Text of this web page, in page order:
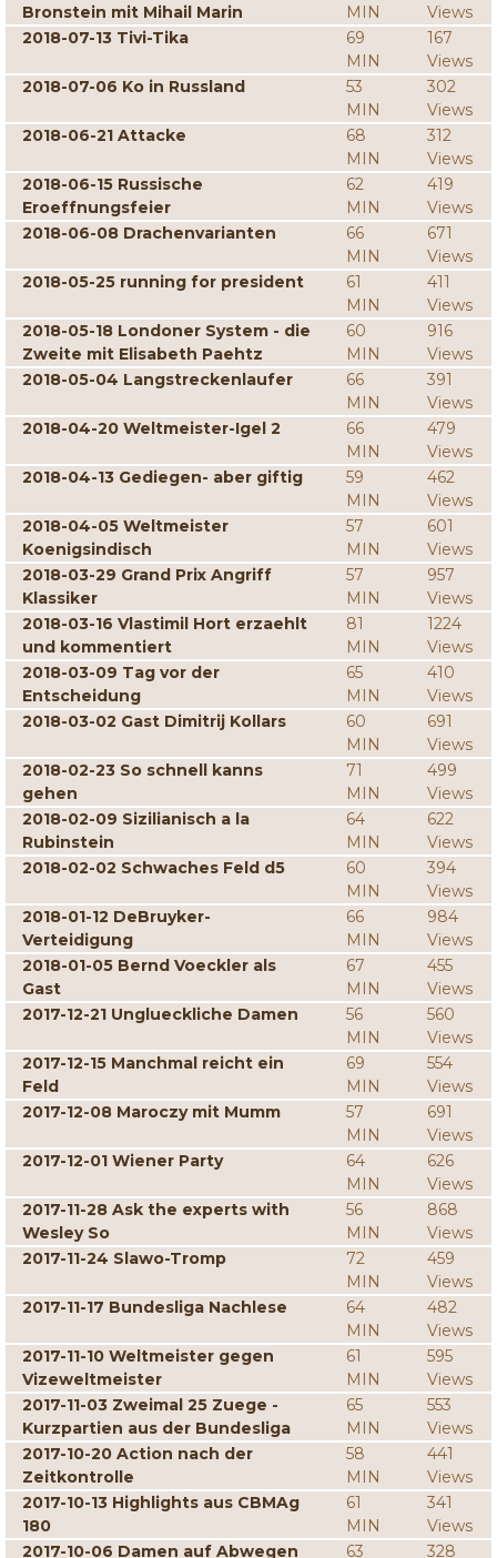
Bronstein mit Mihail Marin
MIN
Views
2018-07-13 Tivi-Tika
69
MIN
167
Views
2018-07-06 Ko in Russland
53
MIN
302
Views
2018-06-21 Attacke
68
MIN
312
Views
2018-06-15 Russische
Eroeffnungsfeier
62
MIN
419
Views
2018-06-08 Drachenvarianten
66
MIN
671
Views
2018-05-25 running for president
61
MIN
411
Views
2018-05-18 Londoner System - die
Zweite mit Elisabeth Paehtz
60
MIN
916
Views
2018-05-04 Langstreckenlaufer
66
MIN
391
Views
2018-04-20 Weltmeister-Igel 2
66
MIN
479
Views
2018-04-13 Gediegen- aber giftig
59
MIN
462
Views
2018-04-05 Weltmeister
Koenigsindisch
57
MIN
601
Views
2018-03-29 Grand Prix Angriff
Klassiker
57
MIN
957
Views
2018-03-16 Vlastimil Hort erzaehlt
und kommentiert
81
MIN
1224
Views
2018-03-09 Tag vor der
Entscheidung
65
MIN
410
Views
2018-03-02 Gast Dimitrij Kollars
60
MIN
691
Views
2018-02-23 So schnell kanns
gehen
71
MIN
499
Views
2018-02-09 Sizilianisch a la
Rubinstein
64
MIN
622
Views
2018-02-02 Schwaches Feld d5
60
MIN
394
Views
2018-01-12 DeBruyker-
Verteidigung
66
MIN
984
Views
2018-01-05 Bernd Voeckler als
Gast
67
MIN
455
Views
2017-12-21 Unglueckliche Damen
56
MIN
560
Views
2017-12-15 Manchmal reicht ein
Feld
69
MIN
554
Views
2017-12-08 Maroczy mit Mumm
57
MIN
691
Views
2017-12-01 Wiener Party
64
MIN
626
Views
2017-11-28 Ask the experts with
Wesley So
56
MIN
868
Views
2017-11-24 Slawo-Tromp
72
MIN
459
Views
2017-11-17 Bundesliga Nachlese
64
MIN
482
Views
2017-11-10 Weltmeister gegen
Vizeweltmeister
61
MIN
595
Views
2017-11-03 Zweimal 25 Zuege -
Kurzpartien aus der Bundesliga
65
MIN
553
Views
2017-10-20 Action nach der
Zeitkontrolle
58
MIN
441
Views
2017-10-13 Highlights aus CBMAg
180
61
MIN
341
Views
2017-10-06 Damen auf Abwegen
63 328